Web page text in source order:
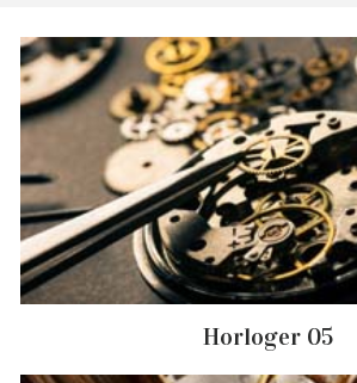
Horloger 05